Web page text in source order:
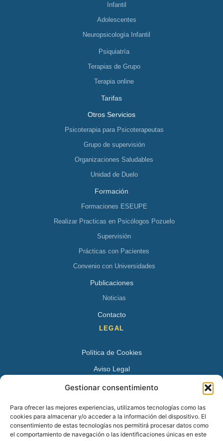
Gestionar consentimiento
Para ofrecer las mejores experiencias, utilizamos tecnologías como las
cookies para almacenar y/o acceder a la información del dispositivo. El
consentimiento de estas tecnologías nos permitirá procesar datos como
el comportamiento de navegación o las identificaciones únicas en este
Infantil
Adolescentes
Neuropsicología Infantil
Psiquiatría
Terapias de Grupo
Terapia online
Tarifas
Otros Servicios
Psicoterapia para Psicoterapeutas
Grupo de supervisión
Organizaciones Saludables
Unidad de Duelo
Formación
Formaciones ESEUPE
Realizar Practicas en Psicólogos Pozuelo
Supervisión
Prácticas con Pacientes
Convenio con Universidades
Publicaciones
Noticias
Contacto
LEGAL
Política de Cookies
Aviso Legal
Política de Privacidad
Avenida Juan XXIII 15 B 28224 – Pozuelo de Alarcón,
Madrid